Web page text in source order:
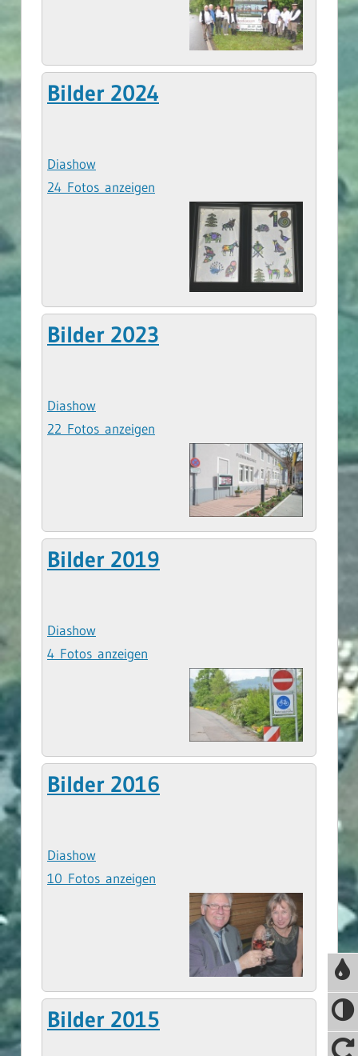
Bilder 2024
Diashow
24 Fotos anzeigen
Bilder 2023
Diashow
22 Fotos anzeigen
Bilder 2019
Diashow
4 Fotos anzeigen
Bilder 2016
Diashow
10 Fotos anzeigen
Bilder 2015